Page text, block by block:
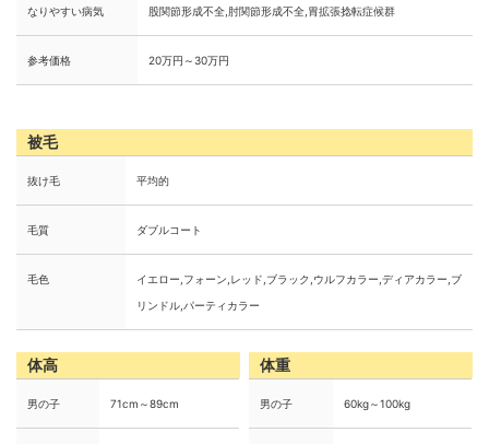
なりやすい病気 股関節形成不全,肘関節形成不全,胃拡張捻転症候群
参考価格 20万円～30万円
被毛
抜け毛 平均的
毛質 ダブルコート
毛色
イエロー,フォーン,レッド,ブラック,ウルフカラー,ディアカラー,ブ
リンドル,パーティカラー
体高
男の子 71cm～89cm
体重
男の子 60kg～100kg